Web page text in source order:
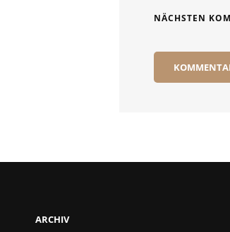
NÄCHSTEN
ARCHIV